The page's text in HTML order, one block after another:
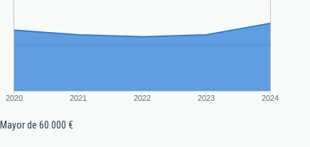
2020 2021 2022 2023 2024
Mayor de 60.000 €